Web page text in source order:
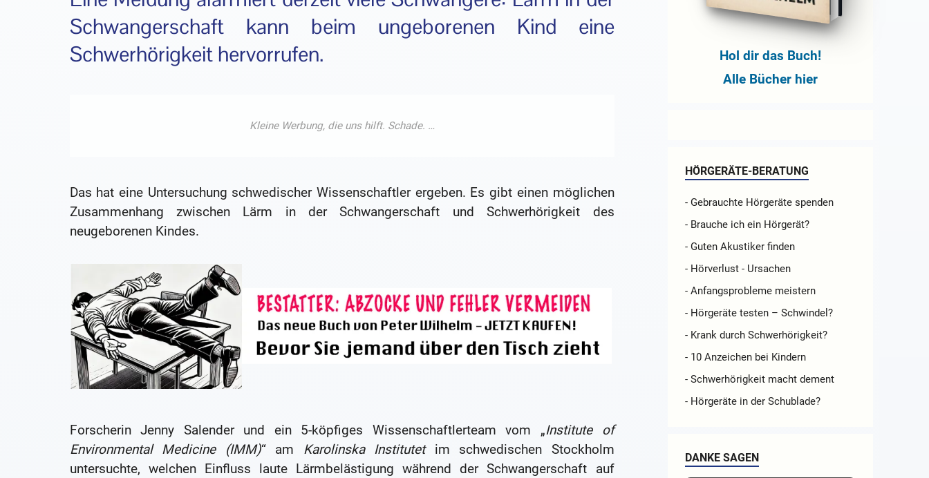
Schwangerschaft kann beim ungeborenen Kind eine
Schwerhörigkeit hervorrufen.
Das hat eine Untersuchung schwedischer Wissenschaftler ergeben. Es gibt einen möglichen
Zusammenhang zwischen Lärm in der Schwangerschaft und Schwerhörigkeit des
neugeborenen Kindes.
Forscherin Jenny Salender und ein 5-köpfiges Wissenschaftlerteam vom „Institute of
Environmental Medicine (IMM)“ am Karolinska Institutetim schwedischen Stockholm
untersuchte, welchen Einfluss laute Lärmbelästigung während der Schwangerschaft auf
Hol dir das Buch!
Alle Bücher hier
HÖRGERÄTE-BERATUNG
- Gebrauchte Hörgeräte spenden
- Brauche ich ein Hörgerät?
- Guten Akustiker finden
- Hörverlust - Ursachen
- Anfangsprobleme meistern
- Hörgeräte testen – Schwindel?
- Krank durch Schwerhörigkeit?
- 10 Anzeichen bei Kindern
- Schwerhörigkeit macht dement
- Hörgeräte in der Schublade?
DANKE SAGEN